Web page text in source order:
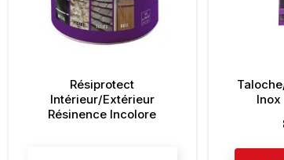
Résiprotect
Intérieur/Extérieur
Résinence Incolore
Inox